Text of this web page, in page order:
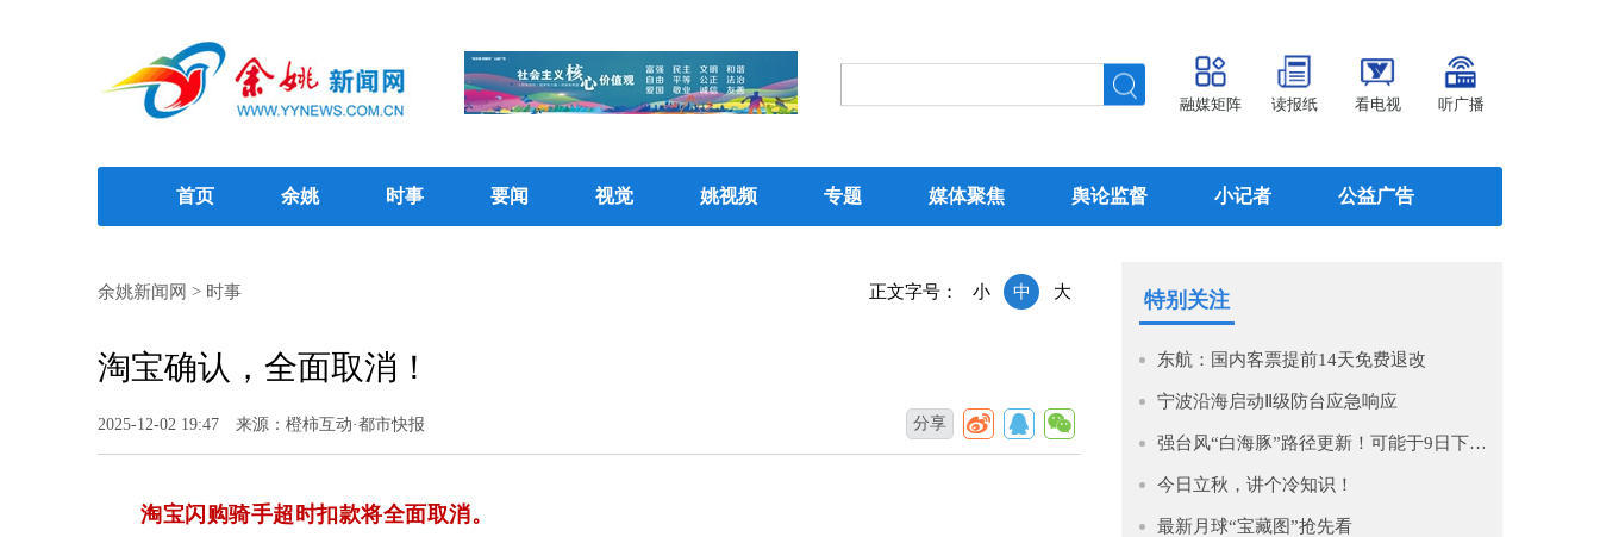
融媒矩阵 读报纸 看电视 听广播
首页 余姚 时事 要闻 视觉 姚视频 专题 媒体聚焦 舆论监督 小记者 公益广告
正文字号： 小 中 大
余姚新闻网 > 时事
淘宝确认，全面取消！
2025-12-02 19:47 来源：橙柿互动·都市快报 分享
淘宝闪购骑手超时扣款将全面取消。
特别关注
东航：国内客票提前14天免费退改
宁波沿海启动Ⅱ级防台应急响应
强台风“白海豚”路径更新！可能于9日下午至10日早晨在浙江到福建北部沿海地区登陆！
今日立秋，讲个冷知识！
最新月球“宝藏图”抢先看